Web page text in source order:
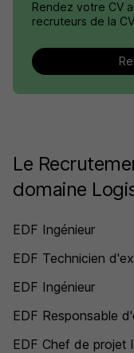
Rendez votre CV
recruteurs de la
Le
domaine
EDF Ingénieur
EDF Technicien
EDF Ingénieur
EDF Responsable
EDF Chef de projet